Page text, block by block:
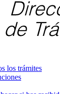
los trámites